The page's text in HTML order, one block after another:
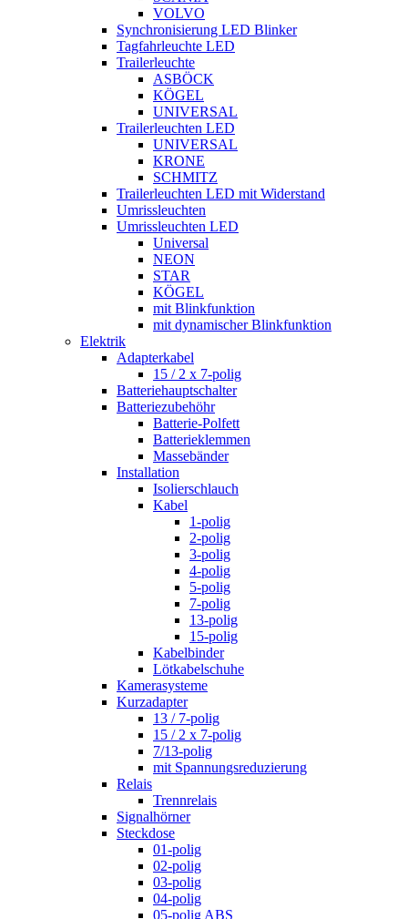
VOLVO
Synchronisierung LED Blinker
Tagfahrleuchte LED
Trailerleuchte
ASBÖCK
KÖGEL
UNIVERSAL
Trailerleuchten LED
UNIVERSAL
KRONE
SCHMITZ
Trailerleuchten LED mit Widerstand
Umrissleuchten
Umrissleuchten LED
Universal
NEON
STAR
KÖGEL
mit Blinkfunktion
mit dynamischer Blinkfunktion
Elektrik
Adapterkabel
15 / 2 x 7-polig
Batteriehauptschalter
Batteriezubehöhr
Batterie-Polfett
Batterieklemmen
Massebänder
Installation
Isolierschlauch
Kabel
1-polig
2-polig
3-polig
4-polig
5-polig
7-polig
13-polig
15-polig
Kabelbinder
Lötkabelschuhe
Kamerasysteme
Kurzadapter
13 / 7-polig
15 / 2 x 7-polig
7/13-polig
mit Spannungsreduzierung
Relais
Trennrelais
Signalhörner
Steckdose
01-polig
02-polig
03-polig
04-polig
05-polig ABS